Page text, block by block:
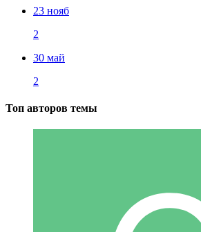
23 нояб
2
30 май
2
Топ авторов темы